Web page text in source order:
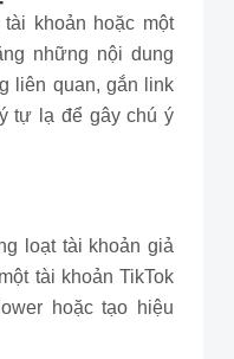
khoản hoặc một
những nội dung
liên quan, gắn link
tự lạ để gây chú ý
loạt tài khoản giả
tài khoản TikTok
hoặc tạo hiệu